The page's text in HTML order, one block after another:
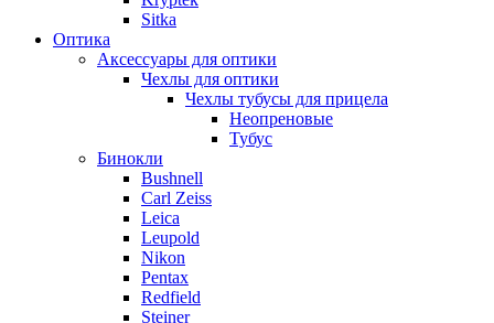
Sitka
Оптика
Аксессуары для оптики
Чехлы для оптики
Чехлы тубусы для прицела
Неопреновые
Тубус
Бинокли
Bushnell
Carl Zeiss
Leica
Leupold
Nikon
Pentax
Redfield
Steiner